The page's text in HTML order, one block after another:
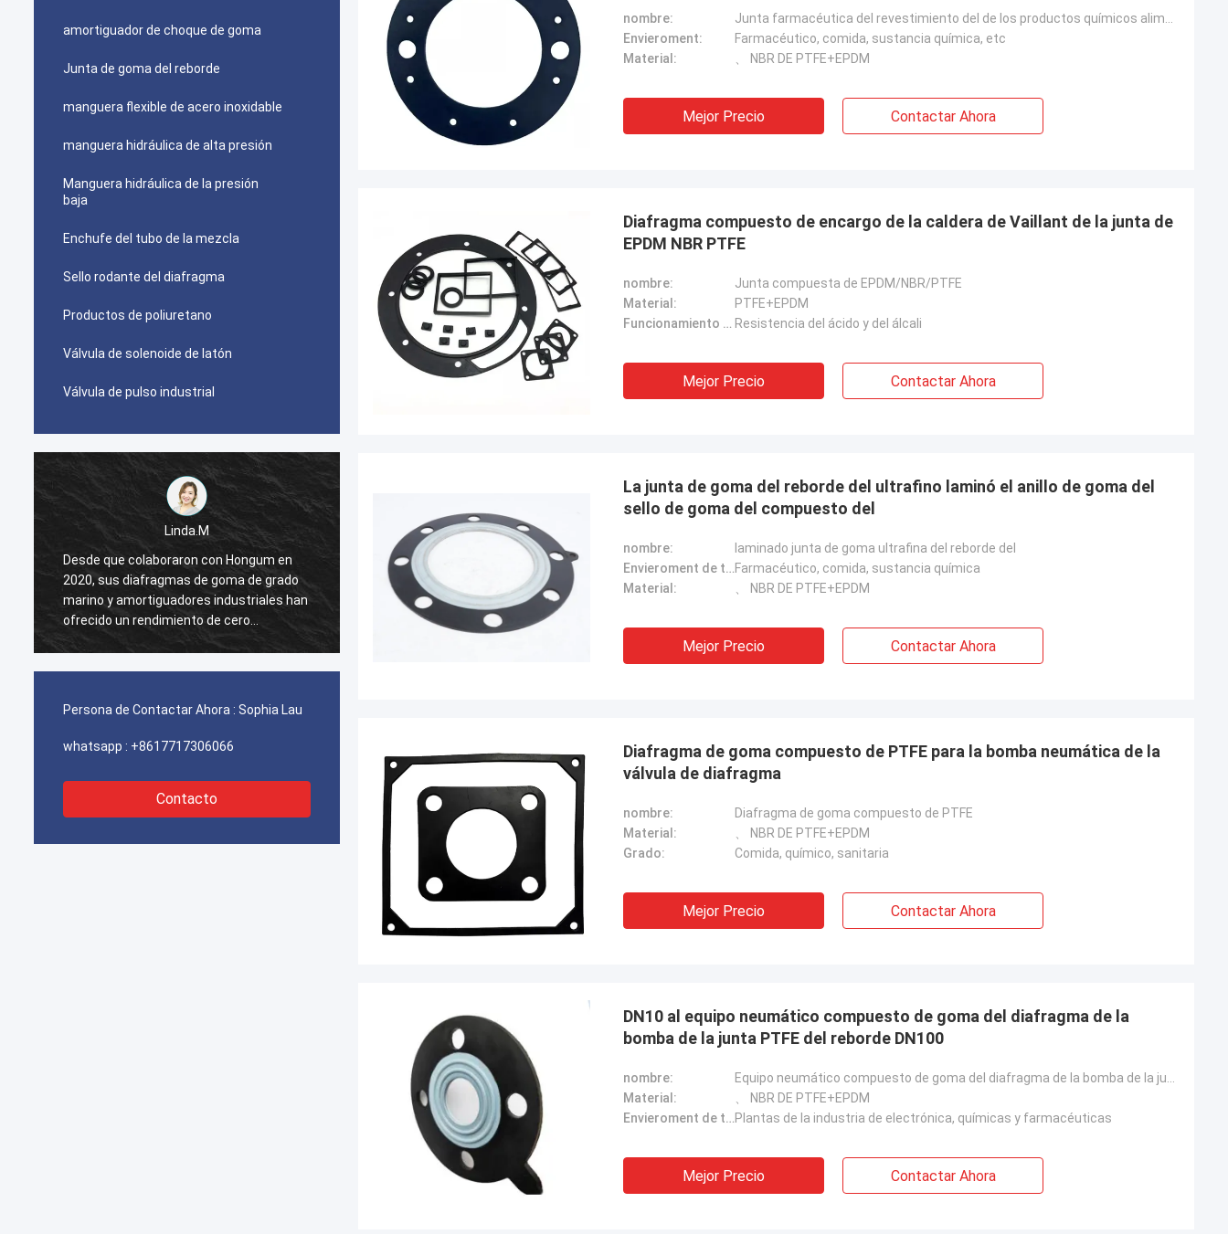
amortiguador de choque de goma
Junta de goma del reborde
manguera flexible de acero inoxidable
manguera hidráulica de alta presión
Manguera hidráulica de la presión
baja
Enchufe del tubo de la mezcla
Sello rodante del diafragma
Productos de poliuretano
Válvula de solenoide de latón
Válvula de pulso industrial
Linda.M
Desde que colaboraron con Hongum en
2020, sus diafragmas de goma de grado
marino y amortiguadores industriales han
ofrecido un rendimiento de cero
fallas,garantizar el funcionamiento
Linda.M
Desde que colaboraron con Hongum en
2020, sus diafragmas de goma de grado
marino y amortiguadores industriales han
ofrecido un rendimiento de cero
Persona de Contactar Ahora : Sophia Lau
whatsapp : +8617717306066
Contacto
nombre:
Envieroment:
Farmacéutico, comida, sustancia química, etc
Material:
、 NBR DE PTFE+EPDM
Mejor Precio Contactar Ahora
Diafragma compuesto de encargo de la caldera de Vaillant de la junta de
EPDM NBR PTFE
nombre:
Junta compuesta de EPDM/NBR/PTFE
Material:
PTFE+EPDM
Funcionamiento de producto: Resistencia del ácido y del álcali
Mejor Precio Contactar Ahora
La junta de goma del reborde del ultrafino laminó el anillo de goma del
sello de goma del compuesto del
nombre:
laminado junta de goma ultrafina del reborde del
Envieroment de trabajo:Farmacéutico, comida, sustancia química
Material:
、 NBR DE PTFE+EPDM
Mejor Precio Contactar Ahora
Diafragma de goma compuesto de PTFE para la bomba neumática de la
válvula de diafragma
nombre:
Diafragma de goma compuesto de PTFE
Material:
、 NBR DE PTFE+EPDM
Grado:
Comida, químico, sanitaria
Mejor Precio Contactar Ahora
DN10 al equipo neumático compuesto de goma del diafragma de la
bomba de la junta PTFE del reborde DN100
nombre:
Material:
、 NBR DE PTFE+EPDM
Envieroment de trabajo:Plantas de la industria de electrónica, químicas y farmacéuticas
Mejor Precio Contactar Ahora